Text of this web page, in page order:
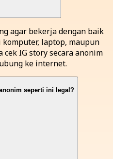
agar bekerja dengan baik
laptop, maupun
cek IG story secara anonim
ke internet.
seperti ini legal?